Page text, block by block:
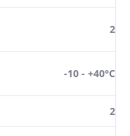
2
-10 - +40°C
2